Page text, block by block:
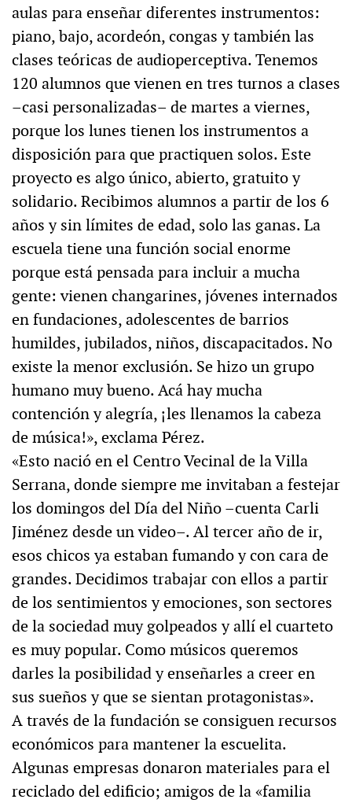
aulas para enseñar diferentes instrumentos:
piano, bajo, acordeón, congas y también las
clases teóricas de audioperceptiva. Tenemos
120 alumnos que vienen en tres turnos a clases
–casi personalizadas– de martes a viernes,
porque los lunes tienen los instrumentos a
disposición para que practiquen solos. Este
proyecto es algo único, abierto, gratuito y
solidario. Recibimos alumnos a partir de los 6
años y sin límites de edad, solo las ganas. La
escuela tiene una función social enorme
porque está pensada para incluir a mucha
gente: vienen changarines, jóvenes internados
en fundaciones, adolescentes de barrios
humildes, jubilados, niños, discapacitados. No
existe la menor exclusión. Se hizo un grupo
humano muy bueno. Acá hay mucha
contención y alegría, ¡les llenamos la cabeza
de música!», exclama Pérez.
«Esto nació en el Centro Vecinal de la Villa
Serrana, donde siempre me invitaban a festejar
los domingos del Día del Niño –cuenta Carli
Jiménez desde un video–. Al tercer año de ir,
esos chicos ya estaban fumando y con cara de
grandes. Decidimos trabajar con ellos a partir
de los sentimientos y emociones, son sectores
de la sociedad muy golpeados y allí el cuarteto
es muy popular. Como músicos queremos
darles la posibilidad y enseñarles a creer en
sus sueños y que se sientan protagonistas».
A través de la fundación se consiguen recursos
económicos para mantener la escuelita.
Algunas empresas donaron materiales para el
reciclado del edificio; amigos de la «familia